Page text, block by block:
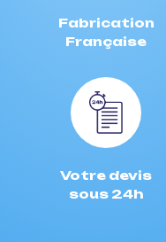
Fabrication
Française
Votre devis
sous 24h